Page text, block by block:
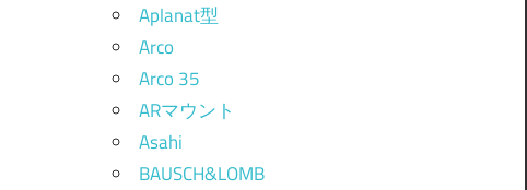
Aplanat型
Arco
Arco 35
ARマウント
Asahi
BAUSCH&LOMB